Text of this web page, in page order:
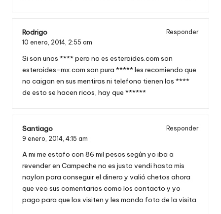
Rodrigo
Responder
10 enero, 2014, 2:55 am
Si son unos **** pero no es esteroides.com son
esteroides-mx.com son pura ***** les recomiendo que
no caigan en sus mentiras ni telefono tienen los ****
de esto se hacen ricos, hay que ******
Santiago
Responder
9 enero, 2014, 4:15 am
A mi me estafo con 86 mil pesos según yo iba a
revender en Campeche no es justo vendi hasta mis
naylon para conseguir el dinero y valió chetos ahora
que veo sus comentarios como los contacto y yo
pago para que los visiten y les mando foto de la visita